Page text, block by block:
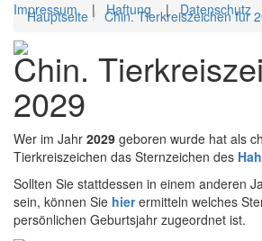
Impressum|Haftung |Datenschutz
Hauptseite Chin. Tierkreiszeichen für
Chin.
2029
Wer im Jahr 2029 geboren wurde hat als
Tierkreiszeichen das Sternzeichen des
Sollten Sie stattdessen in einem anderen
sein, können Sie hierermitteln welches
persönlichen Geburtsjahr zugeordnet ist.